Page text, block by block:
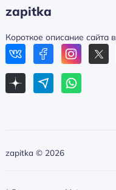
zapitka
Короткое описание сайта
zapitka © 2026